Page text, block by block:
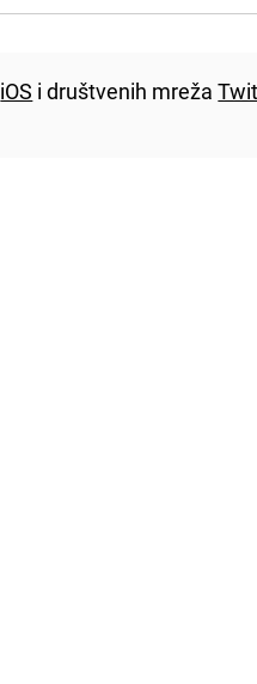
iOS i društvenih mreža